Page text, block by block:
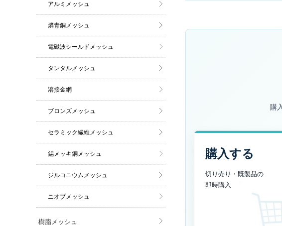
購
購入する
切り売り・既製品の
即時購入
アルミメッシュ
燐青銅メッシュ
電磁波シールドメッシュ
タンタルメッシュ
溶接金網
ブロンズメッシュ
セラミック繊維メッシュ
錫メッキ銅メッシュ
ジルコニウムメッシュ
ニオブメッシュ
樹脂メッシュ